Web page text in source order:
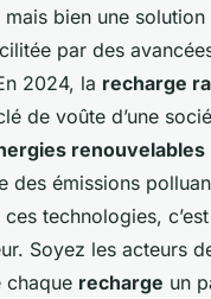
bien une
par des
2024, la recharge
de voûte d’une
renouvelables
des émissions
ces technologies,
Soyez les acteurs
chaque recharge un